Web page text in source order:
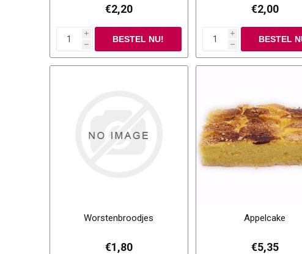
€2,20
i
h
€2,00
i
h
Worstenbroodjes
€1,80
Appelcake
€5,35